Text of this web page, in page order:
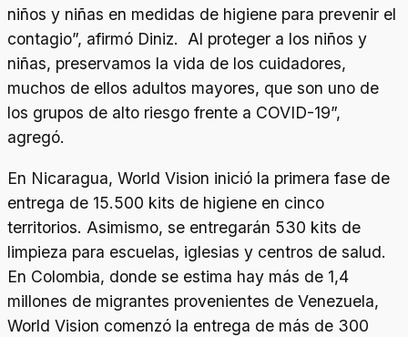
niños y niñas en medidas de higiene para prevenir el
contagio”, afirmó Diniz. Al proteger a los niños y
niñas, preservamos la vida de los cuidadores,
muchos de ellos adultos mayores, que son uno de
los grupos de alto riesgo frente a COVID-19”,
agregó.
En Nicaragua, World Vision inició la primera fase de
entrega de 15.500 kits de higiene en cinco
territorios. Asimismo, se entregarán 530 kits de
limpieza para escuelas, iglesias y centros de salud.
En Colombia, donde se estima hay más de 1,4
millones de migrantes provenientes de Venezuela,
World Vision comenzó la entrega de más de 300